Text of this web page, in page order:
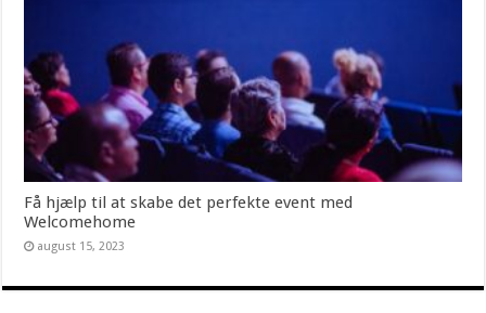
Få hjælp til at skabe det perfekte event med
Welcomehome
august 15, 2023